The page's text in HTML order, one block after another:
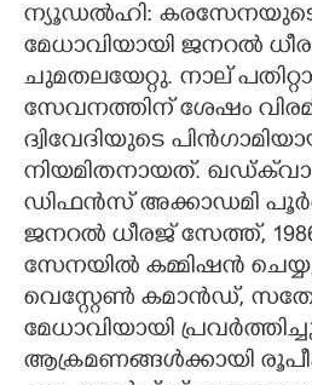
ZOOM
CONTACT US
ന്യൂഡൽഹി: കരസേനയുടെ
മേധാവിയായി ജനറൽ
ചുമതലയേറ്റു. നാല്
സേവനത്തിന് ശേഷം
ദ്വിവേദിയുടെ
നിയമിതനായത്.
ഡിഫൻസ് അക്കാഡമി പൂർവ
ജനറൽ ധീരജ് സേത്ത്,
സേനയിൽ കമ്മിഷൻ
വെസ്റ്റേൺ കമാൻഡ്,
മേധാവിയായി
ആക്രമണങ്ങൾക്കായി